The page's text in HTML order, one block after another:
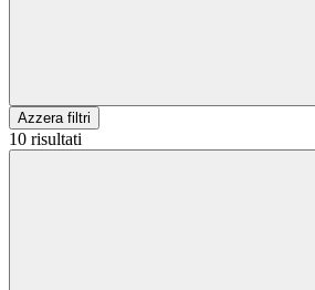
Azzera filtri
10 risultati